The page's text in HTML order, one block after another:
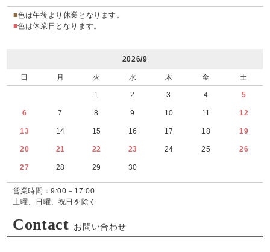
■色は午後より休業となります。
■色は休業日となります。
2026/9
日 月 火 水 木 金 土
1 2 3 4 5
6 7 8 9 10 11 12
13 14 15 16 17 18 19
20 21 22 23 24 25 26
27 28 29 30
営業時間：9:00－17:00
土曜、日曜、祝日を除く
Contact お問い合わせ